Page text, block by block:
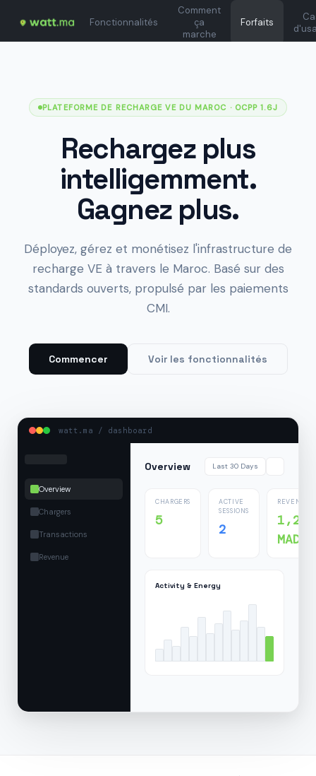
Fonctionnalités
Comment
ça
marche
Forfaits
PLATEFORME DE RECHARGE VE DU MAROC · OCPP 1.6J
Rechargez plus
intelligemment.
Gagnez plus.
Déployez, gérez et monétisez l'infrastructure de
recharge VE à travers le Maroc. Basé sur des
standards ouverts, propulsé par les paiements
CMI.
Commencer Voir les fonctionnalités
watt.ma / dashboard
Overview
Chargers
Transactions
Revenue
Overview Last 30 Days
CHARGERS
5
ACTIVE
SESSIONS
2
REVENUE
1,240
MAD
Activity & Energy